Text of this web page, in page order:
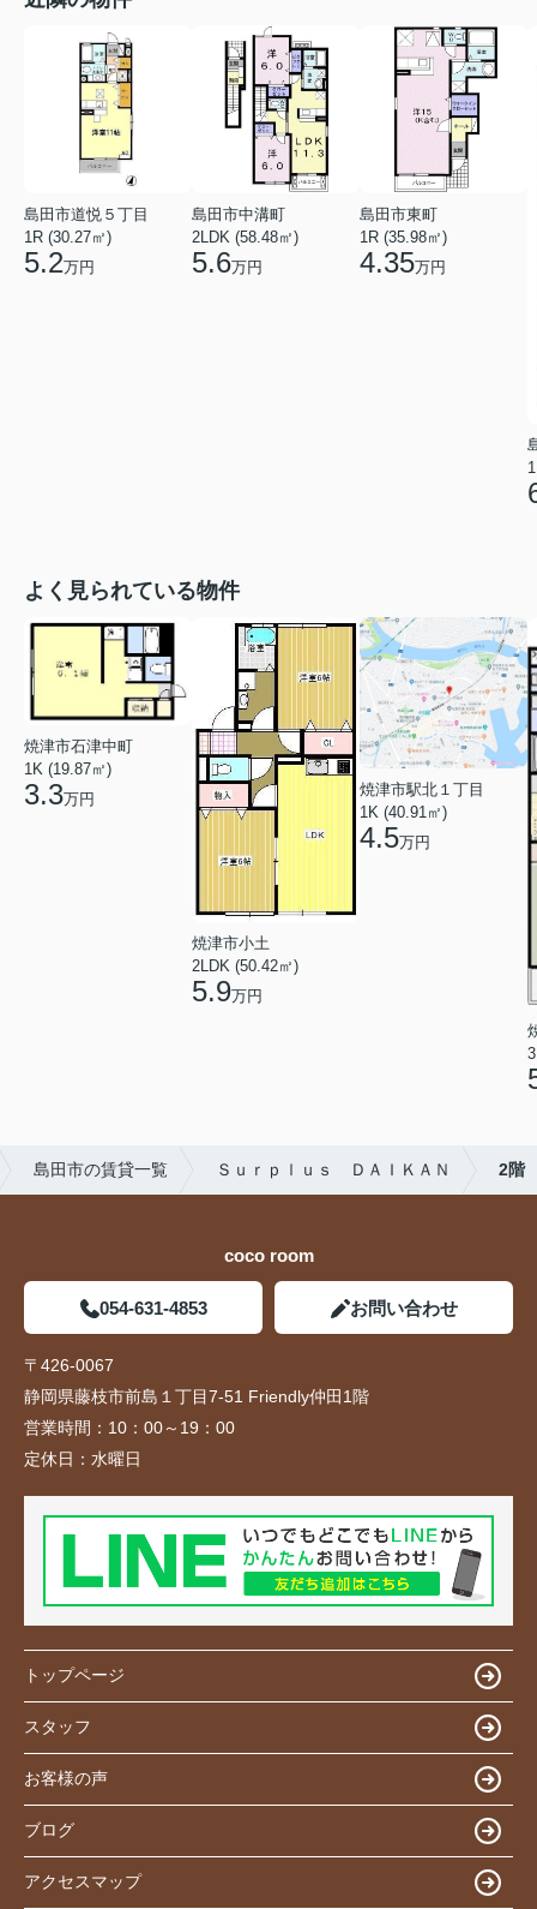
島田市道悦５丁目
1R (30.27㎡)
5.2万円
島田市中溝町
2LDK (58.48㎡)
5.6万円
島田市東町
1R (35.98㎡)
4.35万円
よく見られている物件
焼津市石津中町
1K (19.87㎡)
3.3万円
焼津市小土
2LDK (50.42㎡)
5.9万円
焼津市駅北１丁目
1K (40.91㎡)
4.5万円
島田市の賃貸一覧 Ｓｕｒｐｌｕｓ ＤＡＩＫＡＮ 2階
coco room
054-631-4853 お問い合わせ
〒426-0067
静岡県藤枝市前島１丁目7-51 Friendly仲田1階
営業時間： 10：00～19：00
定休日： 水曜日
トップページ
スタッフ
お客様の声
ブログ
アクセスマップ